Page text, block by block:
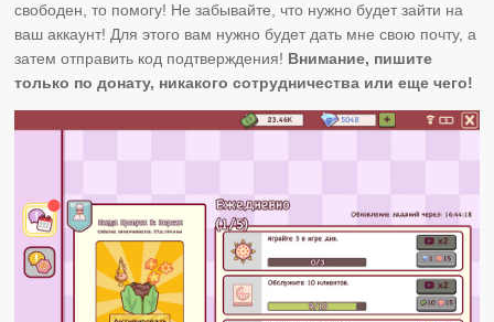
свободен, то помогу! Не забывайте, что нужно будет зайти на
ваш аккаунт! Для этого вам нужно будет дать мне свою почту, а
затем отправить код подтверждения! Внимание, пишите
только по донату, никакого сотрудничества или еще чего!